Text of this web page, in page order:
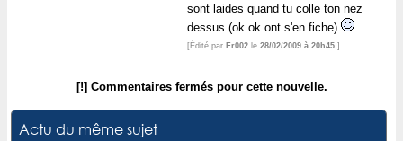
sont laides quand tu colle ton nez
dessus (ok ok ont s'en fiche)
[Édité par Fr002 le 28/02/2009 à 20h45.]
[!] Commentaires fermés pour cette nouvelle.
Actu du même sujet